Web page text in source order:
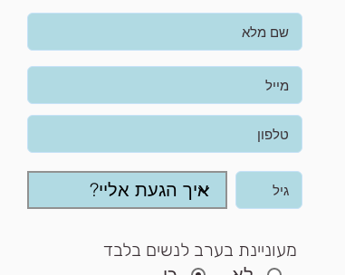
מעוניינת בערב לנשים בלבד